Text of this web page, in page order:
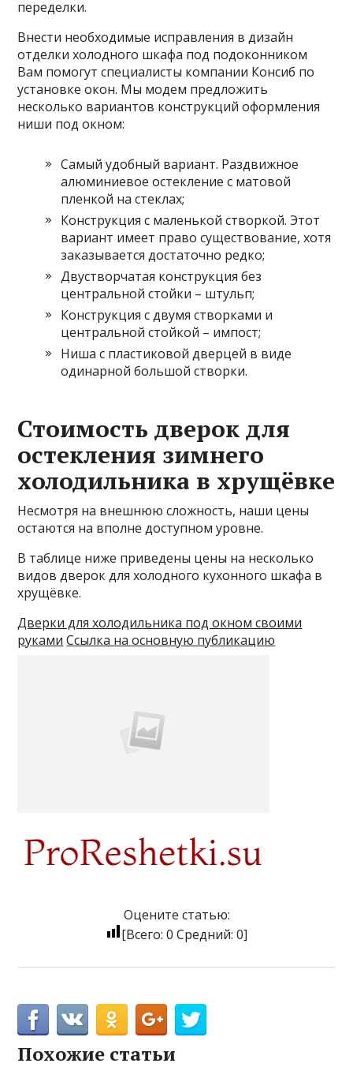
переделки.
Внести необходимые исправления в дизайн
отделки холодного шкафа под подоконником
Вам помогут специалисты компании Консиб по
установке окон. Мы модем предложить
несколько вариантов конструкций оформления
ниши под окном:
Самый удобный вариант. Раздвижное
алюминиевое остекление с матовой
пленкой на стеклах;
Конструкция с маленькой створкой. Этот
вариант имеет право существование, хотя
заказывается достаточно редко;
Двустворчатая конструкция без
центральной стойки – штульп;
Конструкция с двумя створками и
центральной стойкой – импост;
Ниша с пластиковой дверцей в виде
одинарной большой створки.
Стоимость дверок для
остекления зимнего
холодильника в хрущёвке
Несмотря на внешнюю сложность, наши цены
остаются на вполне доступном уровне.
В таблице ниже приведены цены на несколько
видов дверок для холодного кухонного шкафа в
хрущёвке.
Дверки для холодильника под окном своими
руками Ссылка на основную публикацию
Оцените статью:
[Всего: 0 Средний: 0]
Похожие статьи